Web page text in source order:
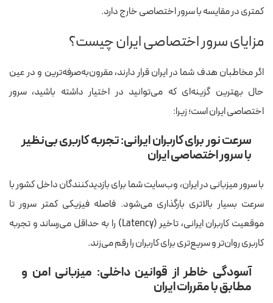
کمتری در مقایسه با سرور اختصاصی خارج دارد.
مزایای سرور اختصاصی ایران چیست؟
اگر مخاطبان هدف شما در ایران قرار دارند، مقرون‌به‌صرفه‌ترین و در عین
حال بهترین گزینه‌ای که می‌توانید در اختیار داشته باشید، سرور
اختصاصی ایران است؛ زیرا:
سرعت نور برای کاربران ایرانی: تجربه کاربری بی‌نظیر
با سرور اختصاصی ایران
با سرور میزبانی در ایران، وب‌سایت شما برای بازدیدکنندگان داخل کشور با
سرعت بسیار بالاتری بارگذاری می‌شود. فاصله‌ فیزیکی کمتر سرور تا
موقعیت کاربران ایرانی، تاخیر (Latency) را به حداقل می‌رساند و تجربه‌
کاربری روان‌تر و سریع‌تری برای کاربران را رقم می‌زند.
آسودگی خاطر از قوانین داخلی: میزبانی امن و
مطابق با مقررات ایران